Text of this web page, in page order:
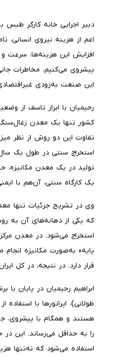
دبیر اجرایی خانه کارگر طبس
اعم از هزینه نیروی انسانی،
افزایش این هزینه‌ها، سرعت
پیشروی می‌کنیم، مخاطرات
این صنعت به‌زودی
رحیمیان با ابراز تاسف از
کشور تنها یک معدن
تفاوت این دو روش از نظر
یک کارگاه سنتی، آن‌هم با
وی در تشریح جزئیات تنها
پایه» به‌صورت مکانیزه
قرار دارد. در نتیجه، در کل
ابراهیم رحیمیان در پایان
طولانی)، اپراتورها با
هستند و همگام با پیشروی،
را به حداقل می‌رساند. این
استفاده می‌شود که نه‌تنها